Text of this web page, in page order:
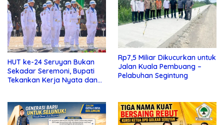
HUT ke-24 Seruyan Bukan
Sekadar Seremoni, Bupati
Tekankan Kerja Nyata dan
Rp7,5 Miliar Dikucurkan untuk
Jalan Kuala Pembuang –
Pelabuhan Segintung